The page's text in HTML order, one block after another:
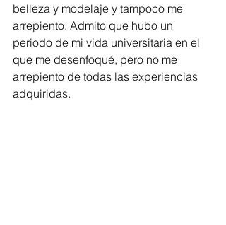
belleza y modelaje y tampoco me
arrepiento. Admito que hubo un
periodo de mi vida universitaria en el
que me desenfoqué, pero no me
arrepiento de todas las experiencias
adquiridas.